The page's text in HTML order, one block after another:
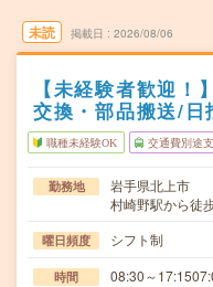
未読 掲載日 2026/08/06
【未経験者歓迎！
交換・部品搬送/日
職種未経験OK 交通費別途
勤務地
岩手県北上市
村崎野駅から徒
曜日頻度 シフト制
時間 08:30～